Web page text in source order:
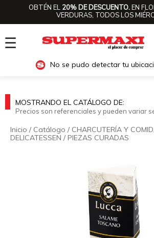
OBTÉN EL 20% DE DESCUENTO.EN
VERDURAS, TODOS LOS
☰
No se pudo detectar tu
MOSTRANDO EL CATÁLOGO DE:
Precios son referenciales y pueden variar
Inicio / Catálogo / CHARCUTERÍA Y
DELICATESSEN / PIEZAS CURADAS